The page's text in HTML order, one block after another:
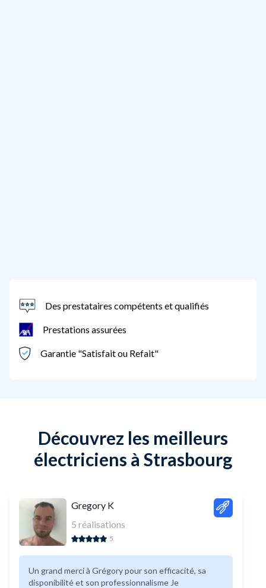
Des prestataires compétents et qualifiés
Prestations assurées
Garantie "Satisfait ou Refait"
Découvrez les meilleurs
électriciens à Strasbourg
Gregory K
5 réalisations
5
Un grand merci à Grégory pour son efficacité, sa
disponibilité et son professionnalisme Je